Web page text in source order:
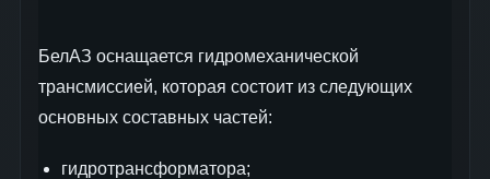
БелАЗ оснащается гидромеханической
трансмиссией, которая состоит из следующих
основных составных частей:
гидротрансформатора;